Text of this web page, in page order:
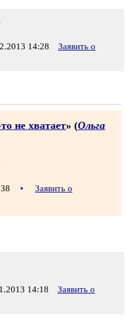
14:28
Заявить о
не хватает» (Ольга
•
Заявить о
14:18
Заявить о